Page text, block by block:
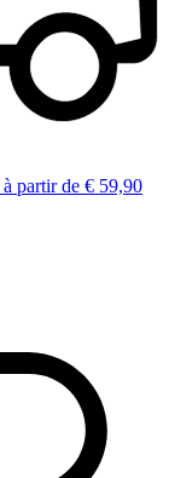
à partir de € 59,90